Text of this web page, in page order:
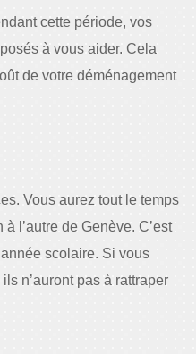
cette période, vos
à vous aider. Cela
de votre déménagement
Vous aurez tout le temps
l’autre de Genève. C’est
scolaire. Si vous
n’auront pas à rattraper